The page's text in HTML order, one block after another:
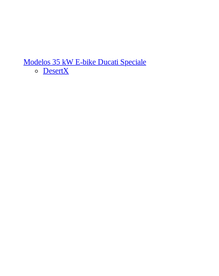
Modelos 35 kW E-bike Ducati Speciale
DesertX